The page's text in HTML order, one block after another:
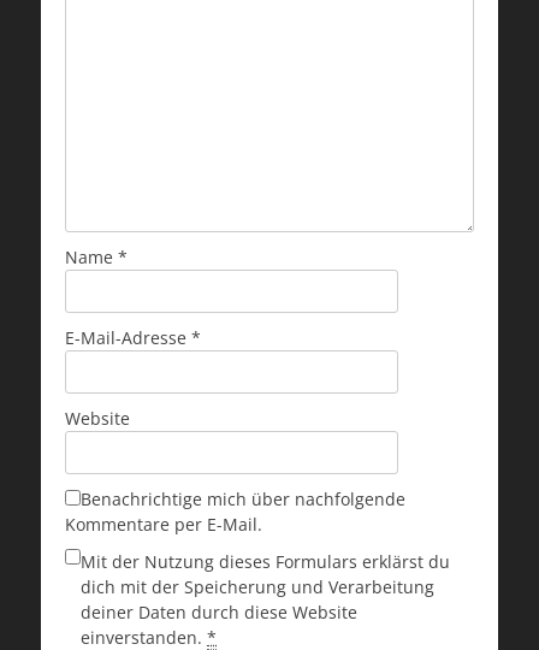
Name *
E-Mail-Adresse *
Website
Benachrichtige mich über nachfolgende
Kommentare per E-Mail.
Mit der Nutzung dieses Formulars erklärst du
dich mit der Speicherung und Verarbeitung
deiner Daten durch diese Website
einverstanden. *